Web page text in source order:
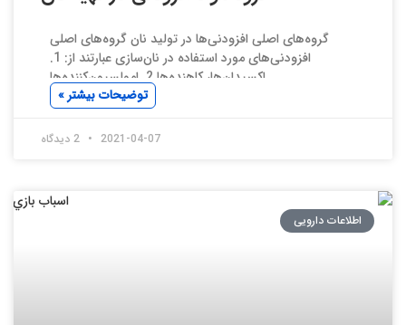
گروه‌های اصلی افزودنی‌ها در تولید نان گروه‌های اصلی
افزودنی‌های مورد استفاده در نان‌سازی عبارتند از: 1.
اکسیدان‌ها، کاهنده‌ها 2. امولسیون‌کننده‌ها
توضیحات بیشتر »
2021-04-07
اطلاعات دارویی